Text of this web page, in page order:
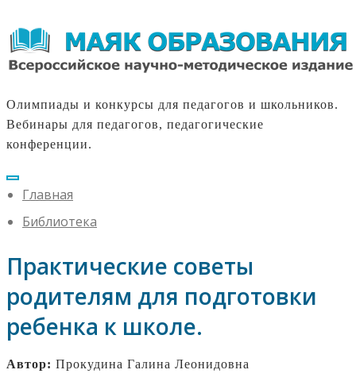
Олимпиады и конкурсы для педагогов и школьников.
Вебинары для педагогов, педагогические
конференции.
Главная
Библиотека
Практические советы
родителям для подготовки
ребенка к школе.
Автор: Прокудина Галина Леонидовна